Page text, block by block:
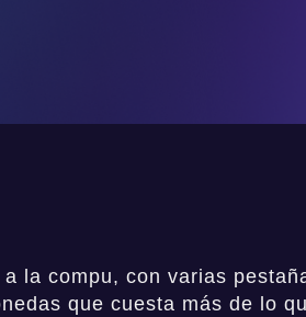
la compu, con varias
que cuesta más de lo